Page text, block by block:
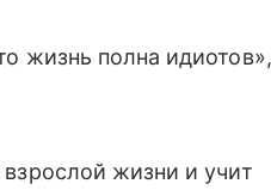
жизнь полна
жизни и учит